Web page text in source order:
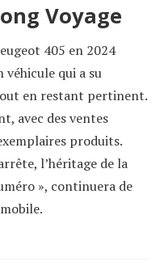
Voyage
405 en 2024
véhicule qui a su
en restant pertinent.
avec des ventes
produits.
l’héritage de la
», continuera de